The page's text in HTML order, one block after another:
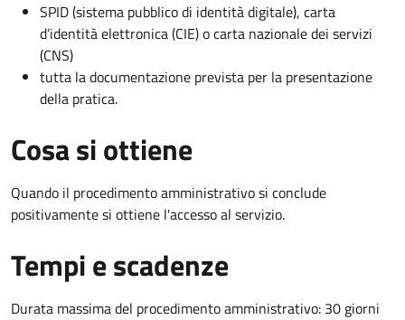
SPID (sistema pubblico di identità digitale), carta
d’identità elettronica (CIE) o carta nazionale dei servizi
(CNS)
tutta la documentazione prevista per la presentazione
della pratica.
Cosa si ottiene
Quando il procedimento amministrativo si conclude
positivamente si ottiene l'accesso al servizio.
Tempi e scadenze
Durata massima del procedimento amministrativo: 30 giorni